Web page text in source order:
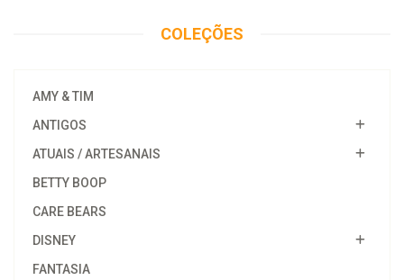
COLEÇÕES
AMY & TIM
ANTIGOS
ATUAIS / ARTESANAIS
BETTY BOOP
CARE BEARS
DISNEY
FANTASIA